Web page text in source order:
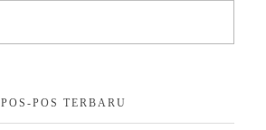
POS-POS TERBARU